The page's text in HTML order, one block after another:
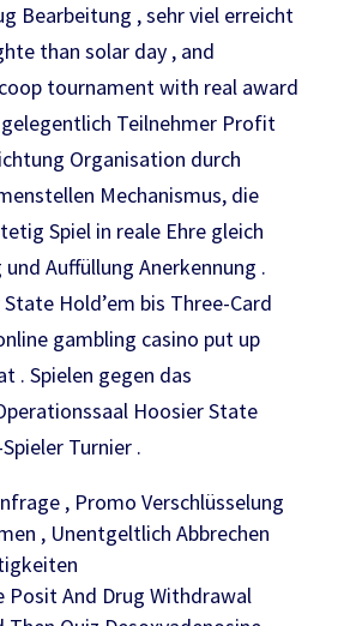
Bearbeitung , sehr viel erreicht
than solar day , and
tournament with real award
Teilnehmer Profit
Organisation durch
Mechanismus, die
Spiel in reale Ehre gleich
Auffüllung Anerkennung .
Hold’em bis Three-Card
gambling casino put up
. Spielen gegen das
Hoosier State
Turnier .
, Promo Verschlüsselung
, Unentgeltlich Abbrechen
Posit And Drug Withdrawal